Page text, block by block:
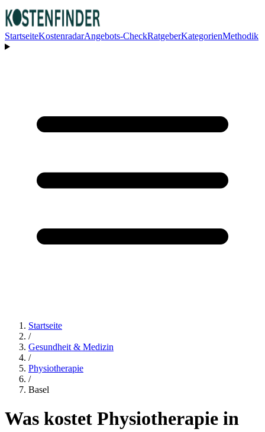
StartseiteKostenradarAngebots-CheckRatgeberKategorienMethodik
Startseite
/
Gesundheit & Medizin
/
Physiotherapie
/
Basel
Was kostet Physiotherapie in